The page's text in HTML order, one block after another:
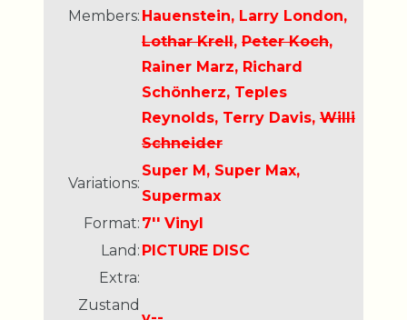
Members: Hauenstein, Larry London,
Lothar Krell, Peter Koch,
Rainer Marz, Richard
Schönherz, Teples
Reynolds, Terry Davis, Willi
Schneider
Variations:
Super M, Super Max,
Supermax
Format: 7'' Vinyl
Land: PICTURE DISC
Extra:
Zustand